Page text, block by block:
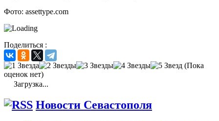
Фото: assettype.com
Поделиться :
(Пока
оценок нет)
Загрузка...
Новости Севастополя